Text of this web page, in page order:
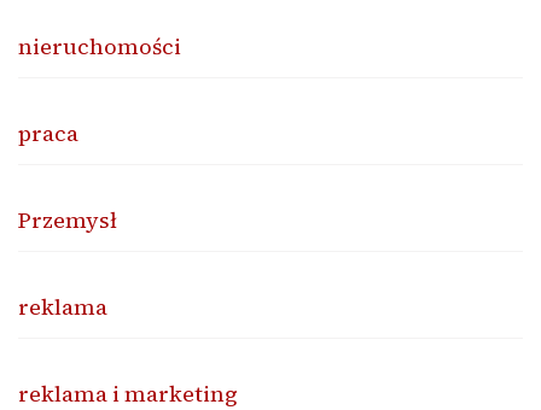
nieruchomości
praca
Przemysł
reklama
reklama i marketing